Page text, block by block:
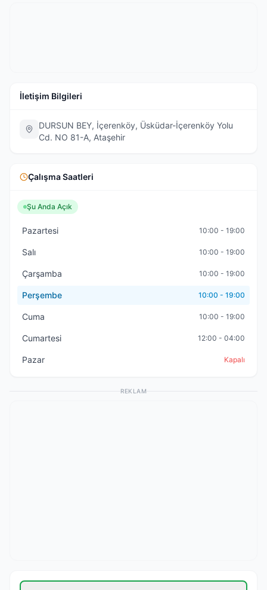
İletişim Bilgileri
DURSUN BEY, İçerenköy, Üsküdar-İçerenköy Yolu
Cd. NO 81-A, Ataşehir
Çalışma Saatleri
Şu Anda Açık
Pazartesi 10:00 - 19:00
Salı 10:00 - 19:00
Çarşamba 10:00 - 19:00
Perşembe 10:00 - 19:00
Cuma 10:00 - 19:00
Cumartesi 12:00 - 04:00
Pazar Kapalı
REKLAM